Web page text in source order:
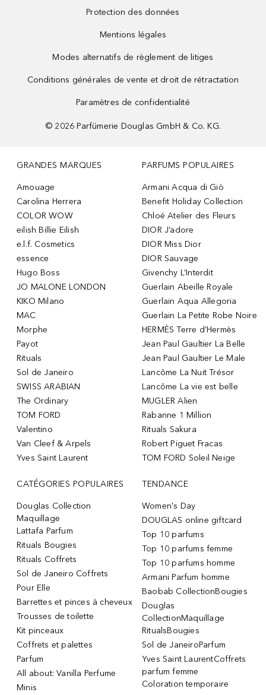
Protection des données
Mentions légales
Modes alternatifs de règlement de litiges
Conditions générales de vente et droit de rétractation
Paramètres de confidentialité
© 2026 Parfümerie Douglas GmbH & Co. KG.
GRANDES MARQUES
Amouage
Carolina Herrera
COLOR WOW
eilish Billie Eilish
e.l.f. Cosmetics
essence
Hugo Boss
JO MALONE LONDON
KIKO Milano
MAC
Morphe
Payot
Rituals
Sol de Janeiro
SWISS ARABIAN
The Ordinary
TOM FORD
Valentino
Van Cleef & Arpels
Yves Saint Laurent
PARFUMS POPULAIRES
Armani Acqua di Giò
Benefit Holiday Collection
Chloé Atelier des Fleurs
DIOR J’adore
DIOR Miss Dior
DIOR Sauvage
Givenchy L’Interdit
Guerlain Abeille Royale
Guerlain Aqua Allegoria
Guerlain La Petite Robe Noire
HERMÈS Terre d’Hermès
Jean Paul Gaultier La Belle
Jean Paul Gaultier Le Male
Lancôme La Nuit Trésor
Lancôme La vie est belle
MUGLER Alien
Rabanne 1 Million
Rituals Sakura
Robert Piguet Fracas
TOM FORD Soleil Neige
CATÉGORIES POPULAIRES
Douglas Collection
Maquillage
Lattafa Parfum
Rituals Bougies
Rituals Coffrets
Sol de Janeiro Coffrets
Pour Elle
Barrettes et pinces à cheveux
Trousses de toilette
Kit pinceaux
Coffrets et palettes
Parfum
All about: Vanilla Perfume
Minis
TENDANCE
Women's Day
DOUGLAS online giftcard
Top 10 parfums
Top 10 parfums femme
Top 10 parfums homme
Armani Parfum homme
Baobab CollectionBougies
Douglas
CollectionMaquillage
RitualsBougies
Sol de JaneiroParfum
Yves Saint LaurentCoffrets
parfum femme
Coloration temporaire